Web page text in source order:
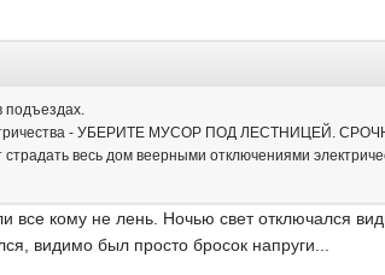
подъездах.
- УБЕРИТЕ МУСОР ПОД ЛЕСТНИЦЕЙ.
весь дом веерными отключениями
все кому не лень. Ночью свет отключался
видимо был просто бросок напруги...